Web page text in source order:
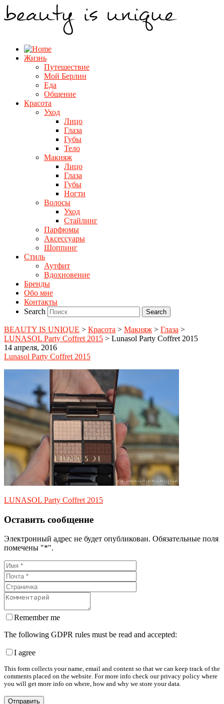
Жизнь
Путешествие
Мой Берлин
Еда
Общение
Красота
Уход
Лицо
Глаза
Губы
Тело
Макияж
Лицо
Глаза
Губы
Ногти
Волосы
Уход
Стайлинг
Парфюмы
Аксессуары
Шоппинг
Стиль
Аутфит
Вдохновение
Бренды
Обо мне
Контакты
Search
BEAUTY IS UNIQUE > Красота > Макияж > Глаза >
LUNASOL Party Coffret 2015 > Lunasol Party Coffret 2015
14 апреля, 2016
Lunasol Party Coffret 2015
LUNASOL Party Coffret 2015
Оставить сообщение
Электронный адрес не будет опубликован. Обязательные поля
помечены "*".
Remember me
The following GDPR rules must be read and accepted:
I agree
This form collects your name, email and content so that we can keep track of the
comments placed on the website. For more info check our privacy policy where
you will get more info on where, how and why we store your data.